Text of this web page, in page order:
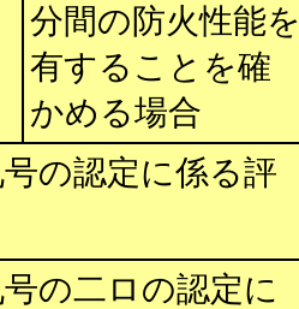
分間の防火性能
有することを確
かめる場合
の認定に係る評
の二ロの認定に